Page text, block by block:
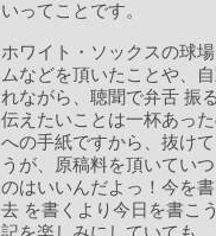
いってことです。
ホワイト・ソックスの球
ムなどを頂いたことや、
れながら、聴聞で弁舌 振
伝えたいことは一杯あっ
への手紙ですから、抜け
うが、原稿料を頂いてい
のはいいんだよっ！今を
去 を書くより今日を書こ